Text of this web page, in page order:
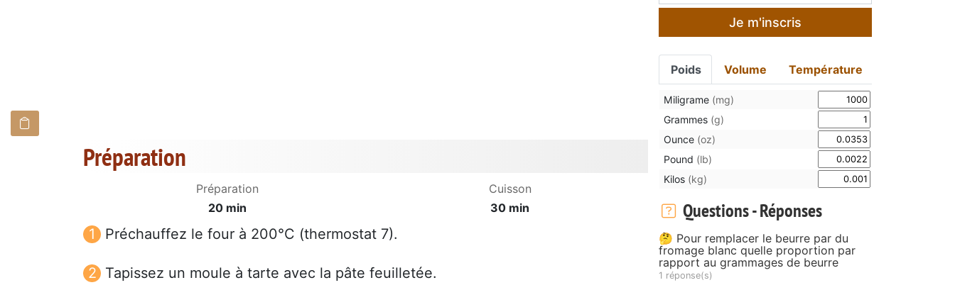
Préparation
Préparation
20 min
Cuisson
30 min
Préchauffez le four à 200°C (thermostat 7).
Tapissez un moule à tarte avec la pâte feuilletée.
Je m'inscris
Poids Volume Température
Miligrame (mg)
Grammes (g)
Ounce (oz)
Pound (lb)
Kilos (kg)
Questions - Réponses
🤔 Pour remplacer le beurre par du
fromage blanc quelle proportion par
rapport au grammages de beurre
1 réponse(s)